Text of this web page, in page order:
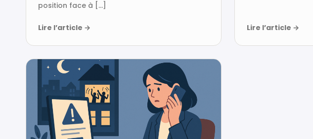
position face à […]
Lire l’article → Lire l’article →